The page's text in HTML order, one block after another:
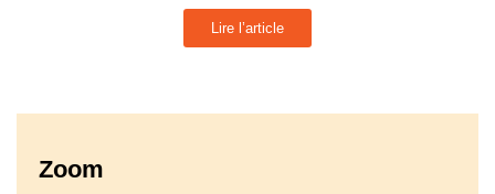
Lire l’article
Zoom